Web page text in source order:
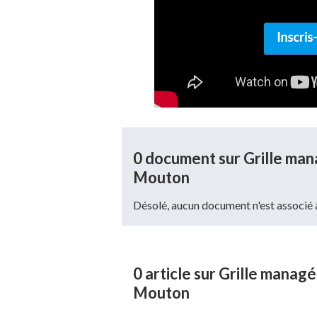
La grille met en valeur 5 styles de
Style de manager
Partisan du
0 document sur Grille
Mouton
Désolé, aucun document n'est
0 article sur Grille
Mouton